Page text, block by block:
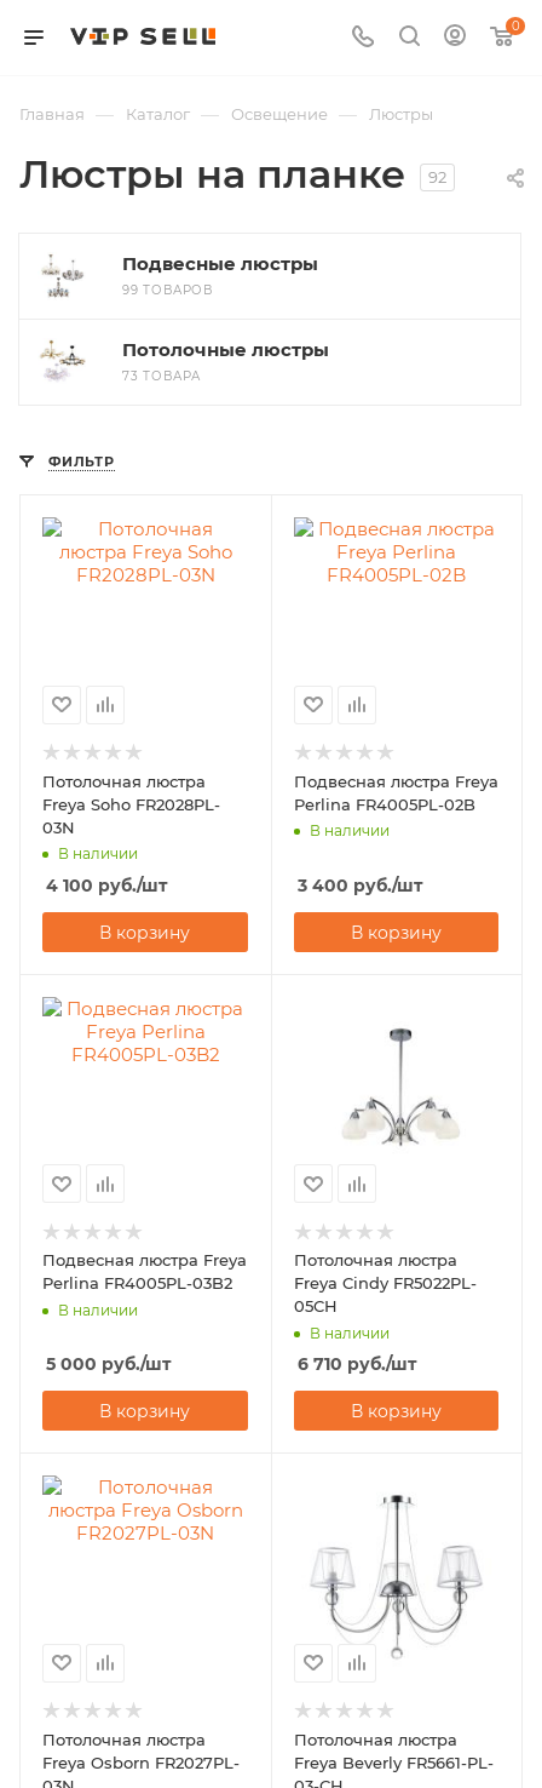
0
Главная — Каталог — Освещение — Люстры
Люстры на планке 92
Подвесные люстры
99 ТОВАРОВ
Потолочные люстры
73 ТОВАРА
ФИЛЬТР
Потолочная люстра
Freya Soho FR2028PL-
03N
В наличии
4 100 руб./шт
В корзину
Подвесная люстра Freya
Perlina FR4005PL-02B
В наличии
3 400 руб./шт
В корзину
Подвесная люстра Freya
Perlina FR4005PL-03B2
В наличии
5 000 руб./шт
В корзину
Потолочная люстра
Freya Cindy FR5022PL-
05CH
В наличии
6 710 руб./шт
В корзину
Потолочная люстра
Freya Osborn FR2027PL-
Потолочная люстра
Freya Beverly FR5661-PL-